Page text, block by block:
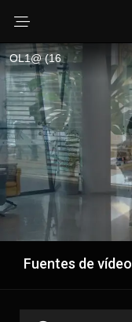
Fuentes de vídeo